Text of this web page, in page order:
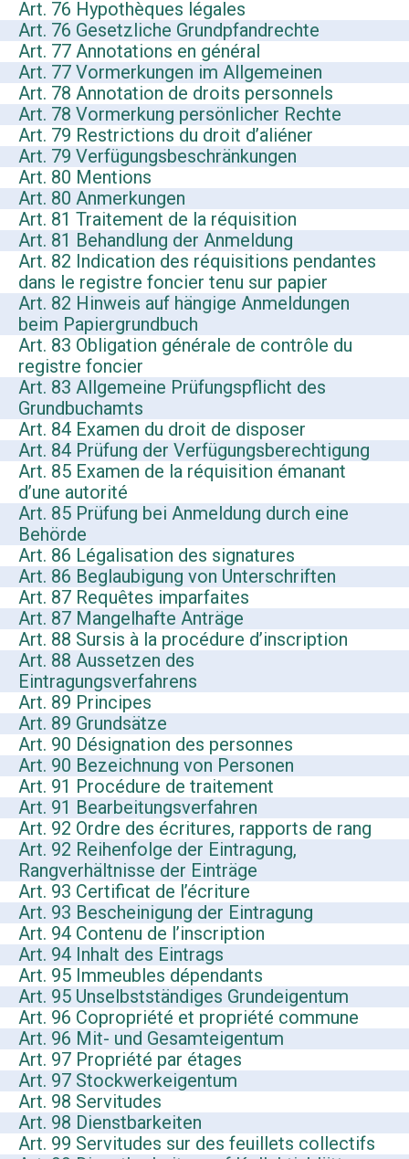
Art. 76 Hypothèques légales
Art. 76 Gesetzliche Grundpfandrechte
Art. 77 Annotations en général
Art. 77 Vormerkungen im Allgemeinen
Art. 78 Annotation de droits personnels
Art. 78 Vormerkung persönlicher Rechte
Art. 79 Restrictions du droit d’aliéner
Art. 79 Verfügungsbeschränkungen
Art. 80 Mentions
Art. 80 Anmerkungen
Art. 81 Traitement de la réquisition
Art. 81 Behandlung der Anmeldung
Art. 82 Indication des réquisitions pendantes
dans le registre foncier tenu sur papier
Art. 82 Hinweis auf hängige Anmeldungen
beim Papiergrundbuch
Art. 83 Obligation générale de contrôle du
registre foncier
Art. 83 Allgemeine Prüfungspflicht des
Grundbuchamts
Art. 84 Examen du droit de disposer
Art. 84 Prüfung der Verfügungsberechtigung
Art. 85 Examen de la réquisition émanant
d’une autorité
Art. 85 Prüfung bei Anmeldung durch eine
Behörde
Art. 86 Légalisation des signatures
Art. 86 Beglaubigung von Unterschriften
Art. 87 Requêtes imparfaites
Art. 87 Mangelhafte Anträge
Art. 88 Sursis à la procédure d’inscription
Art. 88 Aussetzen des
Eintragungsverfahrens
Art. 89 Principes
Art. 89 Grundsätze
Art. 90 Désignation des personnes
Art. 90 Bezeichnung von Personen
Art. 91 Procédure de traitement
Art. 91 Bearbeitungsverfahren
Art. 92 Ordre des écritures, rapports de rang
Art. 92 Reihenfolge der Eintragung,
Rangverhältnisse der Einträge
Art. 93 Certificat de l’écriture
Art. 93 Bescheinigung der Eintragung
Art. 94 Contenu de l’inscription
Art. 94 Inhalt des Eintrags
Art. 95 Immeubles dépendants
Art. 95 Unselbstständiges Grundeigentum
Art. 96 Copropriété et propriété commune
Art. 96 Mit- und Gesamteigentum
Art. 97 Propriété par étages
Art. 97 Stockwerkeigentum
Art. 98 Servitudes
Art. 98 Dienstbarkeiten
Art. 99 Servitudes sur des feuillets collectifs